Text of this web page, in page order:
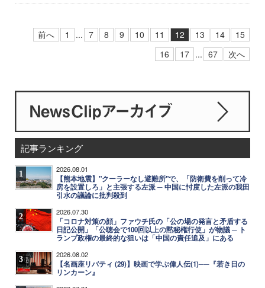
前へ 1 ... 7 8 9 10 11 12 13 14
15
16
17 ... 67 次へ
記事ランキング
1 2026.08.01
【熊本地震】"クーラーなし避難所"で、「防衛費を削って冷
房を設置しろ」と主張する左派 ─ 中国に忖度した左派の我田
引水の議論に批判殺到
2 2026.07.30
「コロナ対策の顔」ファウチ氏の「公の場の発言と矛盾する
日記公開」「公聴会で100回以上の黙秘権行使」が物議 ─ ト
ランプ政権の最終的な狙いは「中国の責任追及」にある
3 2026.08.02
【名画座リバティ (29)】映画で学ぶ偉人伝(1)──『若き日の
リンカーン』